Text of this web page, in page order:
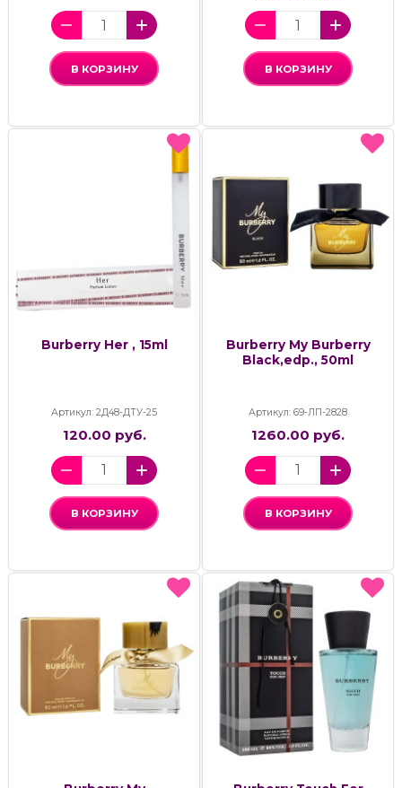
В КОРЗИНУ В КОРЗИНУ
Burberry Her , 15ml
Артикул: 2Д48-ДТУ-25
120.00 руб.
В КОРЗИНУ
Burberry My Burberry
Black,edp., 50ml
Артикул: 69-ЛП-2828
1260.00 руб.
В КОРЗИНУ